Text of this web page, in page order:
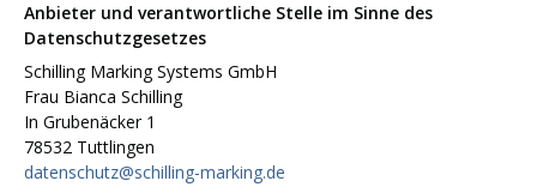
Anbieter und verantwortliche Stelle im Sinne des
Datenschutzgesetzes
Schilling Marking Systems GmbH
Frau Bianca Schilling
In Grubenäcker 1
78532 Tuttlingen
datenschutz@schilling-marking.de